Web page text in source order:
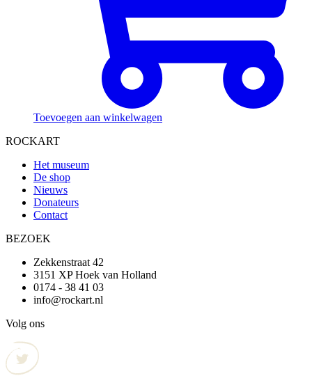
Toevoegen aan winkelwagen
ROCKART
Het museum
De shop
Nieuws
Donateurs
Contact
BEZOEK
Zekkenstraat 42
3151 XP Hoek van Holland
0174 - 38 41 03
info@rockart.nl
Volg ons